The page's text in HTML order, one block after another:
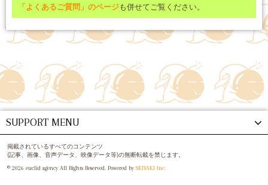
「よくあるご質問」のページも併せてご覧ください。
SUPPORT MENU
掲載されているすべてのコンテンツ
(記事、画像、音声データ、映像データ等)の無断転載を禁じます。
© 2026 euclid agency All Rights Reserved. Powered by SKIYAKI Inc.